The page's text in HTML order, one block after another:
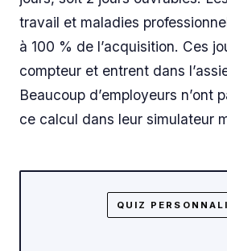
travail et maladies
à 100 % de l’acquisition. Ces
compteur et entrent dans
Beaucoup d’employeurs n’ont
ce calcul dans leur simulateur
QUIZ